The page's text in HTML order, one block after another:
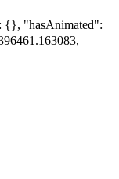
{}, "hasAnimated":